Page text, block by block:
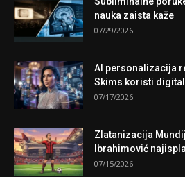
nauka zaista kaže
07/29/2026
AI personalizacija
Skims koristi
07/17/2026
Zlatanizacija
Ibrahimović
07/15/2026